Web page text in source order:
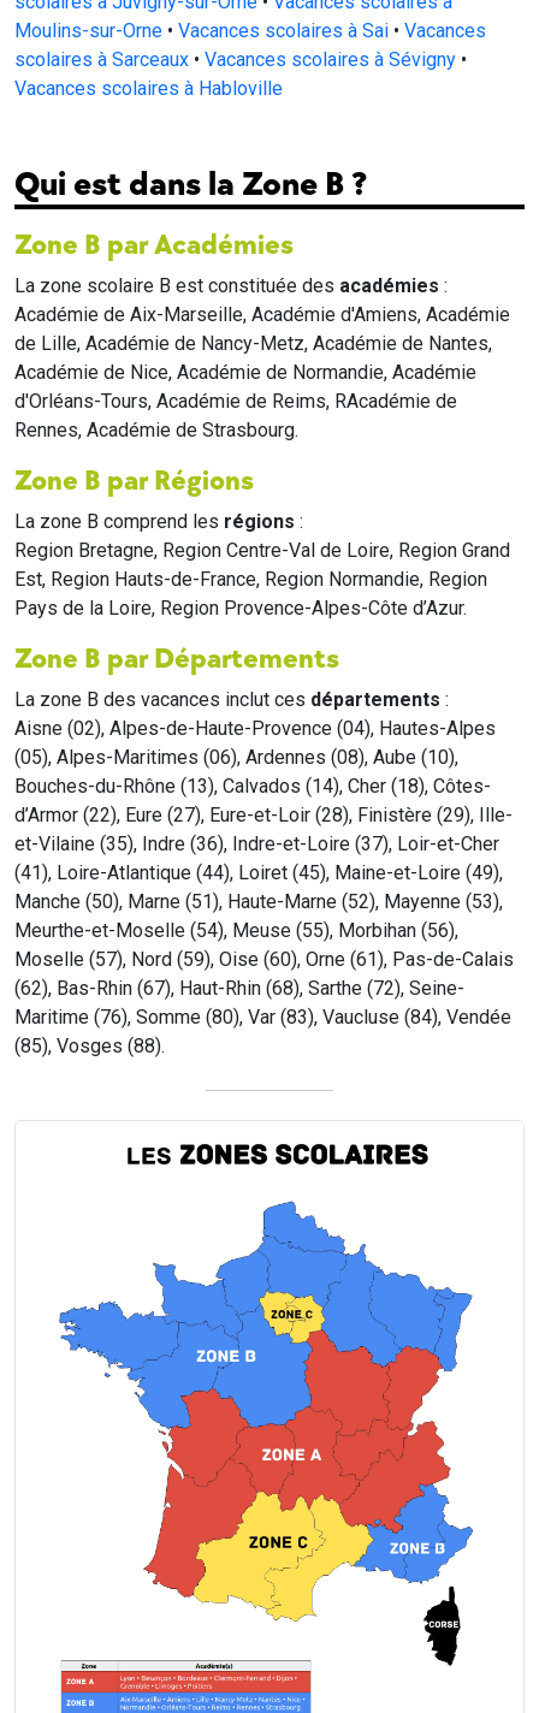
Moulins-sur-Orne • Vacances scolaires à Sai • Vacances
scolaires à Sarceaux • Vacances scolaires à Sévigny •
Vacances scolaires à Habloville
Qui est dans la Zone B ?
Zone B par Académies
La zone scolaire B est constituée des académies :
Académie de Aix-Marseille, Académie d'Amiens, Académie
de Lille, Académie de Nancy-Metz, Académie de Nantes,
Académie de Nice, Académie de Normandie, Académie
d'Orléans-Tours, Académie de Reims, RAcadémie de
Rennes, Académie de Strasbourg.
Zone B par Régions
La zone B comprend les régions :
Region Bretagne, Region Centre-Val de Loire, Region Grand
Est, Region Hauts-de-France, Region Normandie, Region
Pays de la Loire, Region Provence-Alpes-Côte d’Azur.
Zone B par Départements
La zone B des vacances inclut ces départements :
Aisne (02), Alpes-de-Haute-Provence (04), Hautes-Alpes
(05), Alpes-Maritimes (06), Ardennes (08), Aube (10),
Bouches-du-Rhône (13), Calvados (14), Cher (18), Côtes-
d’Armor (22), Eure (27), Eure-et-Loir (28), Finistère (29), Ille-
et-Vilaine (35), Indre (36), Indre-et-Loire (37), Loir-et-Cher
(41), Loire-Atlantique (44), Loiret (45), Maine-et-Loire (49),
Manche (50), Marne (51), Haute-Marne (52), Mayenne (53),
Meurthe-et-Moselle (54), Meuse (55), Morbihan (56),
Moselle (57), Nord (59), Oise (60), Orne (61), Pas-de-Calais
(62), Bas-Rhin (67), Haut-Rhin (68), Sarthe (72), Seine-
Maritime (76), Somme (80), Var (83), Vaucluse (84), Vendée
(85), Vosges (88).